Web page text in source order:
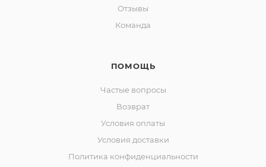
Отзывы
Команда
ПОМОЩЬ
Частые вопросы
Возврат
Условия оплаты
Условия доставки
Политика конфиденциальности